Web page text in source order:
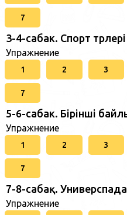
7
3-4-сабак. Спорт түрлері
Упражнение
1 2 3
7
5-6-сабак. Бірінші
Упражнение
1 2 3
7
7-8-сабақ. Универспада
Упражнение